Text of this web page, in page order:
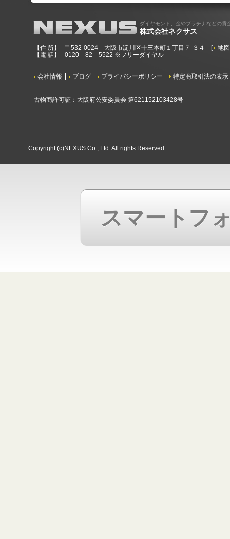
ダイヤモンド、金やプラチナなどの貴
株式会社ネクサス
【住 所】 〒532-0024 大阪市淀川区十三本町１丁目７-３４ [
地
【電 話】
0120－82－5522 ※フリーダイヤル
会社情報 ブログ プライバシーポリシー 特定商取引法の表示
古物商許可証：大阪府公安委員会 第621152103428号
Copyright (c)NEXUS Co., Ltd. All rights Reserved.
スマートフ